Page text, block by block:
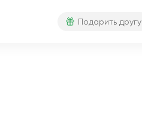
Подарить другу